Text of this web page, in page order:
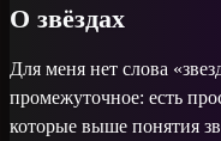
О звёздах
Для меня нет слова
промежуточное: есть
которые выше понятия